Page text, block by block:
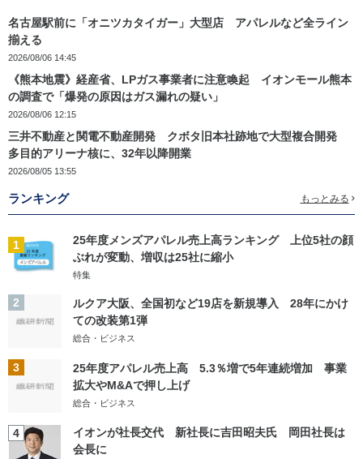
名古屋駅前に「オニツカタイガー」大型店 アパレルなど全ライン
揃える
2026/08/06 14:45
《熊本地震》経産省、LPガス事業者に注意喚起 イオンモール熊本
の調査で「爆発の原因はガス漏れの疑い」
2026/08/06 12:15
三井不動産と関電不動産開発 クボタ旧本社跡地で大型複合開発
多目的アリーナ核に、32年以降開業
2026/08/05 13:55
ランキング もっとみる
1
25年度メンズアパレル売上高ランキング 上位5社の顔
ぶれが変動、増収は25社に縮小
特集
2
ルクア大阪、全国初など19店を新規導入 28年にかけ
ての改装第1弾
総合・ビジネス
3
25年度アパレル売上高 5.3％増で5年連続増加 事業
拡大やM&Aで押し上げ
総合・ビジネス
4
イオンが社長交代 新社長に吉田昭夫氏 岡田社長は
会長に